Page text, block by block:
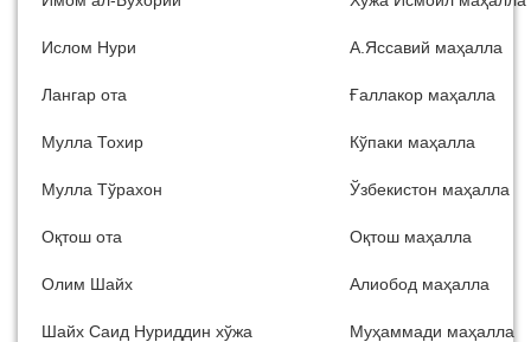
Ислом Нури А.Яссавий маҳалла
Лангар ота Ғаллакор маҳалла
Мулла Тохир Кўпаки маҳалла
Мулла Тўрахон Ўзбекистон маҳалла
Оқтош ота Оқтош маҳалла
Олим Шайх Алиобод маҳалла
Шайх Саид Нуриддин хўжа Муҳаммади маҳалла